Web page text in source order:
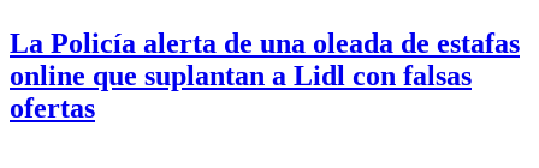
La Policía alerta de una oleada de estafas
online que suplantan a Lidl con falsas
ofertas